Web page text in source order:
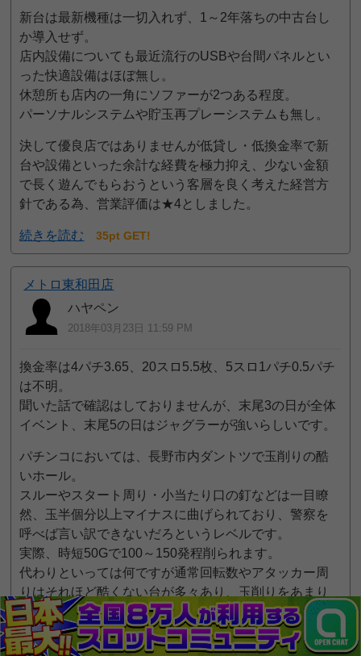
新台は最新機種は一切入れず、1～2年落ちの中古台し
か導入せず。
店内設備についても最近流行のUSBや台間パネルとい
った快適設備はほぼ無し。
休憩所も店内の一角にソファーが2つある程度。
パーソナルシステムや貯玉再プレーシステムも無し。
決して優良店ではありませんが低貸し・低換金率で新
台や設備といった余計な経費を極力抑え、少ない金額
で長く遊んでもらおうという客層を良く考えた経営方
針である為、営業評価は★4としました。
続きを読む 35pt GET!
メトロ東和田店
ハヤペン
2018年03月23日 11:59 PM
換金率は4パチ3.65、20スロ5.5枚、5スロ1パチ0.5パチ
は不明。
聞いた話で確認はしておりませんが、末尾3の日が全体
イベント、末尾5の日はジャグラーが強いらしいです。
パチンコにおいては、長野市内ダントツで玉削りの酷
いホール。
スルーやスタート周り・小当たり口の釘などは一目瞭
然、玉半個分以上マイナスに曲げられており、警察を
呼べば言い訳できないだろというレベルです。
実際、時短50Gで100～150発程削られます。
代わりといっては何ですが通常回転数やアタッカー周
りはそれほど酷くない台が多々あり、玉削りをあまり
気にしない方が多いせいか稼動もぼちぼち。
ただ玉削りの効果が薄い機種については、新台だろう
と何だろうと全く回りません。